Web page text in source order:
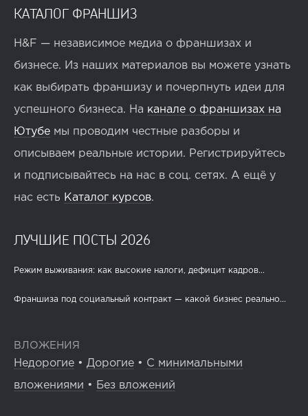
КАТАЛОГ ФРАНШИЗ
H&F — независимое медиа о франшизах и
бизнесе. Из наших материалов вы можете узнать
как выбирать франшизу и почерпнуть идеи для
успешного бизнеса. На канале о франшизах на
Ютубе мы проводим честные разборы и
описываем реальные истории. Регистрируйтесь
и подписывайтесь на нас в соц. сетях. А ещё у
нас есть Каталог курсов.
ЛУЧШИЕ ПОСТЫ 2026
Режим выживания: как высокие налоги, дефицит кадров...
Франшиза под социальный контракт — какой бизнес реально...
ВЛОЖЕНИЯ
Недорогие • Дорогие • С минимальными
вложениями • Без вложений